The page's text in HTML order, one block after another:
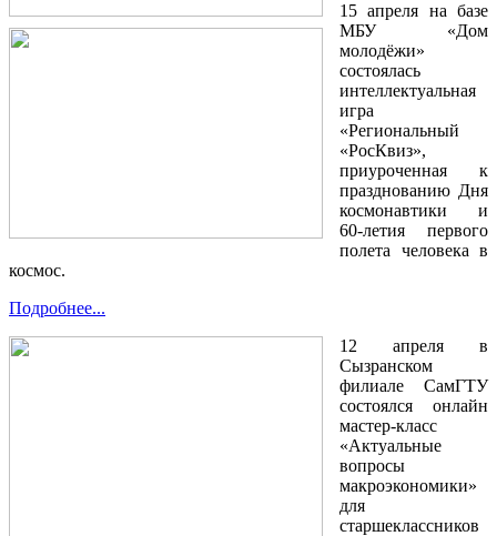
15 апреля на базе
МБУ «Дом
молодёжи»
состоялась
интеллектуальная
игра
«Региональный
«РосКвиз»,
приуроченная к
празднованию Дня
космонавтики и
60-летия первого
полета человека в
космос.
Подробнее...
12 апреля в
Сызранском
филиале СамГТУ
состоялся онлайн
мастер-класс
«Актуальные
вопросы
макроэкономики»
для
старшеклассников